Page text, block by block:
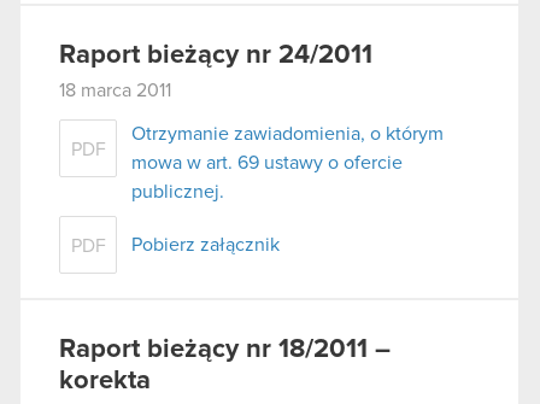
Raport bieżący nr 24/2011
18 marca 2011
PDF
Otrzymanie zawiadomienia, o którym
mowa w art. 69 ustawy o ofercie
publicznej.
PDF Pobierz załącznik
Raport bieżący nr 18/2011 –
korekta